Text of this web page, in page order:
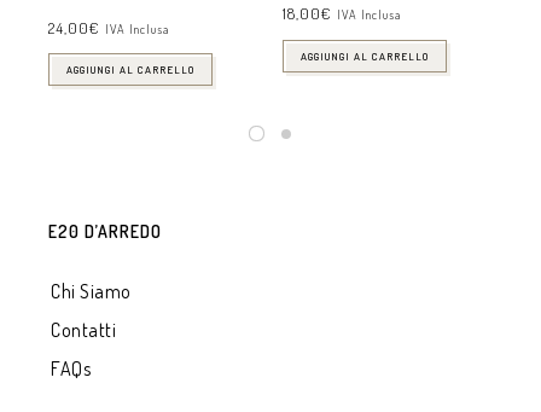
24,00€ IVA Inclusa
AGGIUNGI AL CARRELLO
18,00€ IVA Inclusa
AGGIUNGI AL CARRELLO
E20 D’ARREDO
Chi Siamo
Contatti
FAQs